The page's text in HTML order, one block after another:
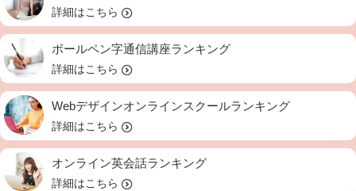
詳細はこちら
ボールペン字通信講座ランキング
詳細はこちら
Webデザインオンラインスクールランキング
詳細はこちら
オンライン英会話ランキング
詳細はこちら